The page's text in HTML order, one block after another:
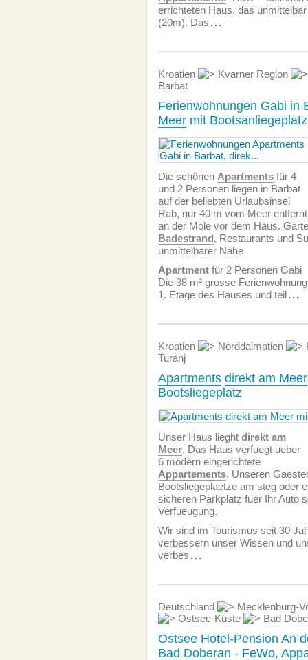
errichteten Haus, das
(20m). Das ...
Kroatien
Kvarner Region
Barbat
Ferienwohnungen Gabi in
Meer mit Bootsanliegeplatz
Die schönen Apartments für 4
und 2 Personen liegen in Barbat
auf der beliebten Urlaubsinsel
Rab, nur 40 m vom Meer
an der Mole vor dem Haus.
Badestrand, Restaurants und
unmittelbarer Nähe
Apartment für 2 Personen Gabi
Die 38 m² grosse
1. Etage des Hauses und teil...
Kroatien Norddalmatien
Turanj
Apartments direkt am Meer
Bootsliegeplatz
Unser Haus lieght direkt am
Meer, Das Haus verfuegt ueber
6 modern eingerichtete
Appartements. Unseren
Bootsliegeplaetze am steg oder
sicheren Parkplatz fuer Ihr Auto
Verfueugung.
Wir sind im Tourismus seit 30
verbessern unser Wissen und
verbes ...
Deutschland
Mecklenburg-
Ostsee-Küste
Bad
Ostsee Hotel-Pension An
Bad Doberan - FeWo,